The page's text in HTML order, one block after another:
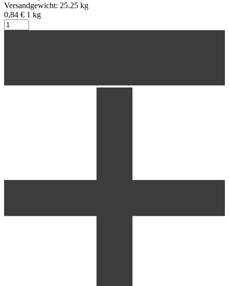
Versandgewicht: 25.25 kg
0,84 € 1 kg